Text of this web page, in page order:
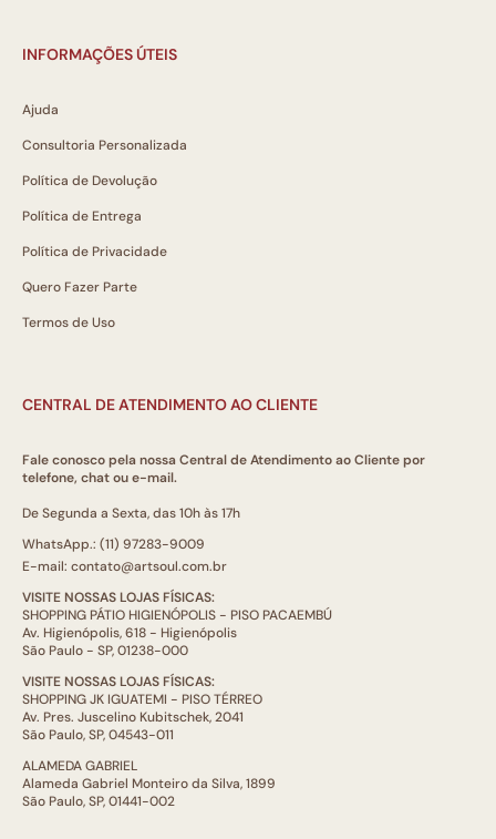
INFORMAÇÕES ÚTEIS
Ajuda
Consultoria Personalizada
Política de Devolução
Política de Entrega
Política de Privacidade
Quero Fazer Parte
Termos de Uso
CENTRAL DE ATENDIMENTO AO CLIENTE
Fale conosco pela nossa Central de Atendimento ao Cliente por
telefone, chat ou e-mail.
De Segunda a Sexta, das 10h às 17h
WhatsApp.: (11) 97283-9009
E-mail: contato@artsoul.com.br
VISITE NOSSAS LOJAS FÍSICAS:
SHOPPING PÁTIO HIGIENÓPOLIS - PISO PACAEMBÚ
Av. Higienópolis, 618 - Higienópolis
São Paulo - SP, 01238-000
VISITE NOSSAS LOJAS FÍSICAS:
SHOPPING JK IGUATEMI - PISO TÉRREO
Av. Pres. Juscelino Kubitschek, 2041
São Paulo, SP, 04543-011
ALAMEDA GABRIEL
Alameda Gabriel Monteiro da Silva, 1899
São Paulo, SP, 01441-002